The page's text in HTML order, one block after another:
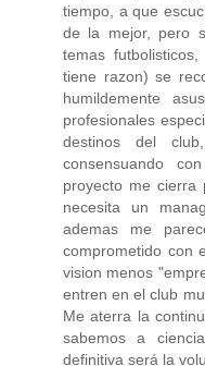
tiempo, a que
de la mejor, pero
temas
tiene razon) se
humildemente
profesionales
destinos del
consensuando
proyecto me cierra
necesita un
ademas me
comprometido con
vision menos
entren en el club
Me aterra la
sabemos a
definitiva será la